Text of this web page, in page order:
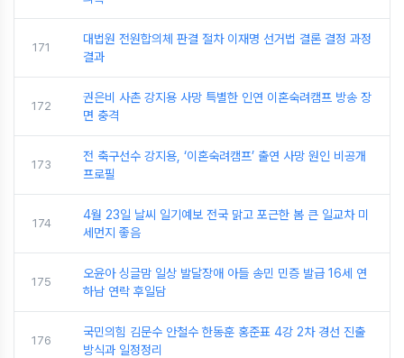
171
대법원 전원합의체 판결 절차 이재명 선거법 결론 결정 과정
결과
172
권은비 사촌 강지용 사망 특별한 인연 이혼숙려캠프 방송 장
면 충격
173
전 축구선수 강지용, ‘이혼숙려캠프’ 출연 사망 원인 비공개
프로필
174
4월 23일 날씨 일기예보 전국 맑고 포근한 봄 큰 일교차 미
세먼지 좋음
175
오윤아 싱글맘 일상 발달장애 아들 송민 민증 발급 16세 연
하남 연락 후일담
176
국민의힘 김문수 안철수 한동훈 홍준표 4강 2차 경선 진출
방식과 일정정리